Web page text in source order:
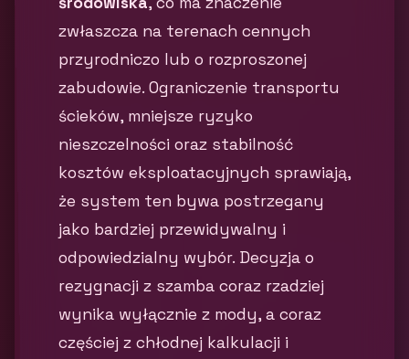
zwłaszcza na terenach cennych
przyrodniczo lub o rozproszonej
zabudowie. Ograniczenie transportu
ścieków, mniejsze ryzyko
nieszczelności oraz stabilność
kosztów eksploatacyjnych sprawiają,
że system ten bywa postrzegany
jako bardziej przewidywalny i
odpowiedzialny wybór. Decyzja o
rezygnacji z szamba coraz rzadziej
wynika wyłącznie z mody, a coraz
częściej z chłodnej kalkulacji i